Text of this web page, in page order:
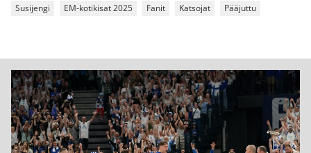
Susijengi EM-kotikisat 2025 Fanit Katsojat Pääjuttu